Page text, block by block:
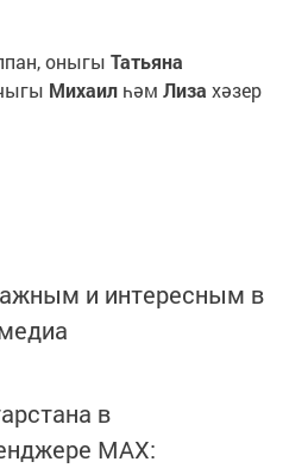
оныгы Татьяна
Михаил һәм Лиза хәзер
и интересным в
в
MАХ: